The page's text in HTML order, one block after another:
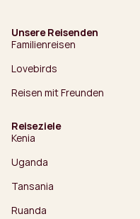
Unsere Reisenden
Familienreisen
Lovebirds
Reisen mit Freunden
Reiseziele
Kenia
Uganda
Tansania
Ruanda